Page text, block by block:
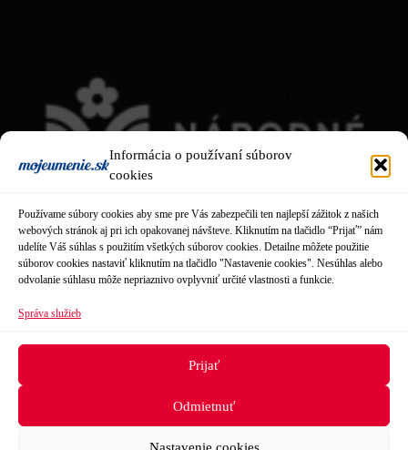
Informácia o používaní súborov
cookies
Používame súbory cookies aby sme pre Vás zabezpečili ten najlepší zážitok z našich
webových stránok aj pri ich opakovanej návšteve. Kliknutím na tlačidlo “Prijať” nám
udelíte Váš súhlas s použitím všetkých súborov cookies. Detailne môžete použitie
súborov cookies nastaviť kliknutím na tlačidlo "Nastavenie cookies". Nesúhlas alebo
odvolanie súhlasu môže nepriaznivo ovplyvniť určité vlastnosti a funkcie.
Správa služieb
Prijať
Odmietnuť
Nastavenie cookies
Našim cieľom je prinášať návštevníkom aktuálne informácie zo